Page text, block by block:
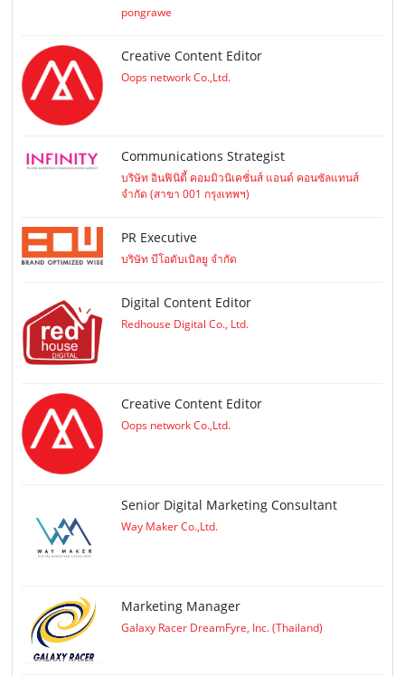
pongrawe
Creative Content Editor
Oops network Co.,Ltd.
Communications Strategist
บริษัท อินฟินิตี้ คอมมิวนิเคชั่นส์ แอนด์ คอนซัลแทนส์
จำกัด (สาขา 001 กรุงเทพฯ)
PR Executive
บริษัท บีโอดับเบิลยู จำกัด
Digital Content Editor
Redhouse Digital Co., Ltd.
Creative Content Editor
Oops network Co.,Ltd.
Senior Digital Marketing Consultant
Way Maker Co.,Ltd.
Marketing Manager
Galaxy Racer DreamFyre, Inc. (Thailand)